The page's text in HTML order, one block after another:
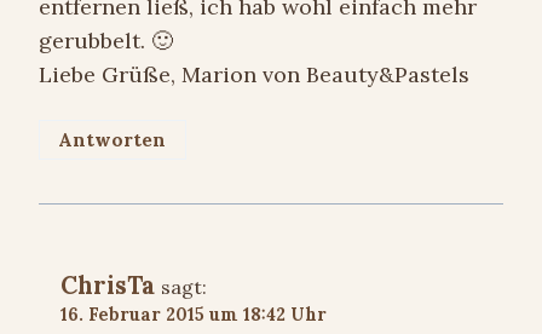
entfernen ließ, ich hab wohl einfach mehr
gerubbelt. 🙂
Liebe Grüße, Marion von Beauty&Pastels
Antworten
ChrisTa sagt:
16. Februar 2015 um 18:42 Uhr